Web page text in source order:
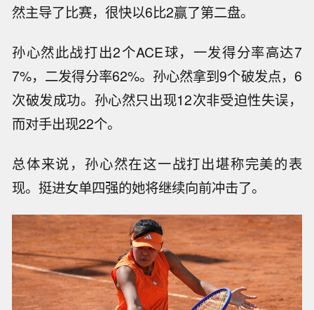
然主导了比赛，很快以6比2赢了第二盘。
孙心然此战打出2个ACE球，一发得分率高达7
7%，二发得分率62%。孙心然拿到9个破发点，6
次破发成功。孙心然只出现12次非受迫性失误，
而对手出现22个。
总体来说，孙心然在这一战打出堪称完美的表
现。挺进女单四强的她将继续向前冲击了。